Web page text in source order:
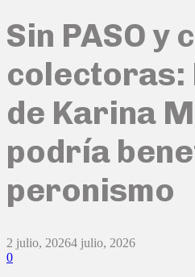
Sin PASO y
colectoras:
de Karina
podría
peronismo
2 julio, 20264 julio, 2026
0